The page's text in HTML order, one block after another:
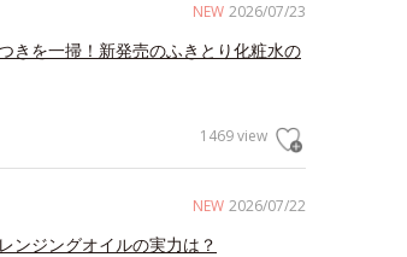
NEW 2026/07/23
きを一掃！新発売のふきとり化粧水の
1469 view
NEW 2026/07/22
ンジングオイルの実力は？